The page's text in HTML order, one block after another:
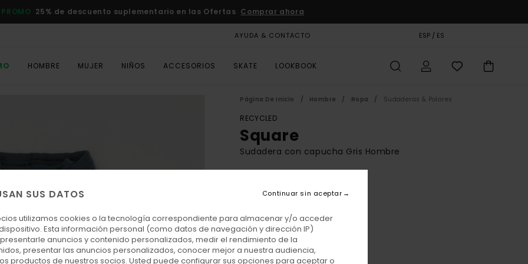
PROMO 25% de descuento suplementario en las Ofertas Comprar ahora
AYUDA & CONTACTO ESP / ES
HOMBRE MUJER NIÑOS ACCESORIOS SKATE LOOKBOOK
Página De Inicio Hombre Ropa Sudaderas & Polares
RECYCLED
Square
Sudadera con capucha Gris Hombre
80,00 €
ColorDark Slate
SUS DATOS
utilizamos cookies o la tecnología correspondiente para almacenar y/o acceder
Esta información personal (como datos de navegación y dirección IP)
anuncios y contenido personalizados, medir el rendimiento de la
presentar las anuncios personalizados, conocer mejor a nuestra audiencia,
productos de nuestros socios. Usted puede configurar sus opciones para aceptar o
Continuar sin aceptar